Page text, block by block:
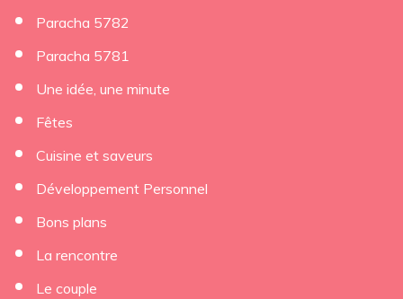
Paracha 5782
Paracha 5781
Une idée, une minute
Fêtes
Cuisine et saveurs
Développement Personnel
Bons plans
La rencontre
Le couple